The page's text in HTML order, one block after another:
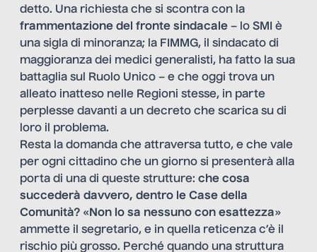
detto. Una richiesta che si scontra con la
frammentazione del fronte sindacale – lo SMI è
una sigla di minoranza; la FIMMG, il sindacato di
maggioranza dei medici generalisti, ha fatto la sua
battaglia sul Ruolo Unico – e che oggi trova un
alleato inatteso nelle Regioni stesse, in parte
perplesse davanti a un decreto che scarica su di
loro il problema.
Resta la domanda che attraversa tutto, e che vale
per ogni cittadino che un giorno si presenterà alla
porta di una di queste strutture: che cosa
succederà davvero, dentro le Case della
Comunità? «Non lo sa nessuno con esattezza»
ammette il segretario, e in quella reticenza c’è il
rischio più grosso. Perché quando una struttura